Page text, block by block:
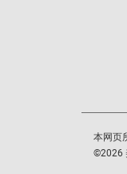
本网页
©2026